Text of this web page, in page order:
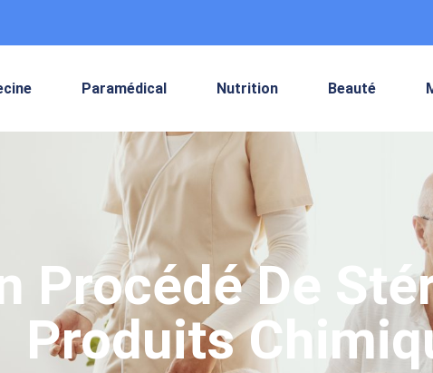
Paramédical Nutrition Beauté
Procédé De
Produits